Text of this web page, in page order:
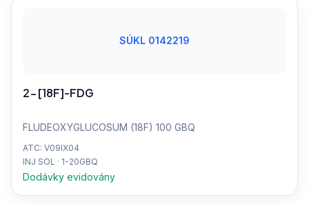
SÚKL 0142219
2-[18F]-FDG
FLUDEOXYGLUCOSUM (18F) 100 GBQ
ATC: V09IX04
INJ SOL · 1-20GBQ
Dodávky evidovány